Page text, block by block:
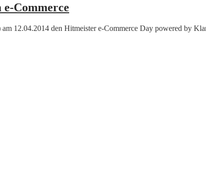
Commerce
12.04.2014 den Hitmeister e-Commerce Day powered by